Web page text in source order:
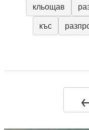
кльощав
къс